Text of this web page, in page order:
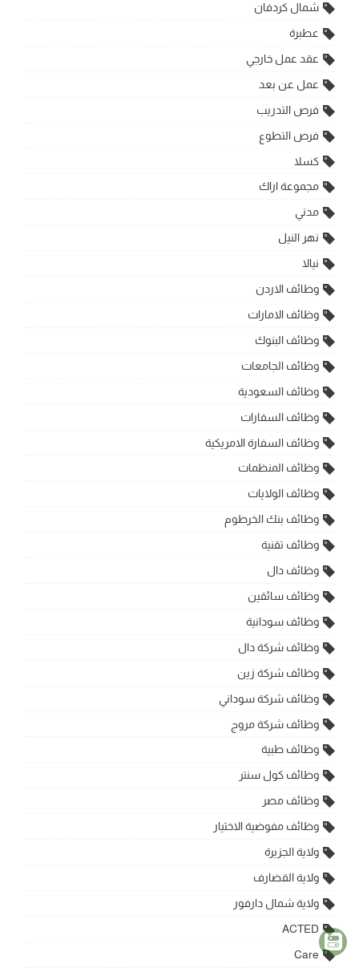
شمال كردفان
عطبرة
عقد عمل خارجي
عمل عن بعد
فرص التدريب
فرص التطوع
كسلا
مجموعة اراك
مدني
نهر النيل
نيالا
وظائف الاردن
وظائف الامارات
وظائف البنوك
وظائف الجامعات
وظائف السعودية
وظائف السفارات
وظائف السفارة الامريكية
وظائف المنظمات
وظائف الولايات
وظائف بنك الخرطوم
وظائف تقنية
وظائف دال
وظائف سائقين
وظائف سودانية
وظائف شركة دال
وظائف شركة زين
وظائف شركة سوداني
وظائف شركة مروج
وظائف طبية
وظائف كول سنتر
وظائف مصر
وظائف مفوضية الاختيار
ولاية الجزيرة
ولاية القضارف
ولاية شمال دارفور
ACTED
Care